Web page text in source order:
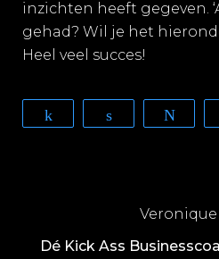
inzichten heeft gegeven.
gehad? Wil je het
Heel veel succes!
Dé Kick Ass